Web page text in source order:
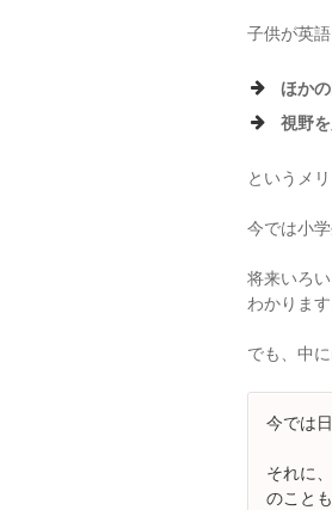
子供が英
ほか
視野
というメ
今では小
将来いろ
わかります
でも、中
今では
それに
のこと